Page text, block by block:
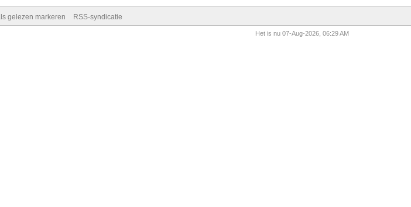
gelezen markeren RSS-syndicatie
Het is nu 07-Aug-2026, 06:29 AM